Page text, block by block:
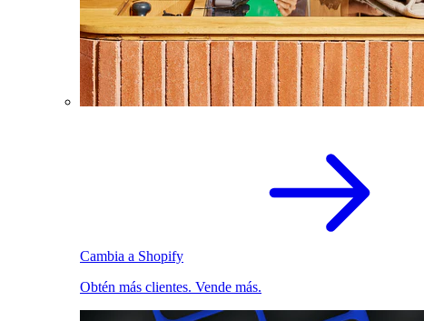
Cambia a Shopify
Obtén más clientes. Vende más.